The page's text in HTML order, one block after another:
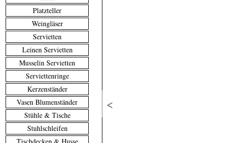
Platzteller
Weingläser
Servietten
Leinen Servietten
Musselin Servietten
Serviettenringe
Kerzenständer
Vasen Blumenständer
Stühle & Tische
Stuhlschleifen
<